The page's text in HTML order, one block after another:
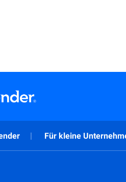
Für kleine